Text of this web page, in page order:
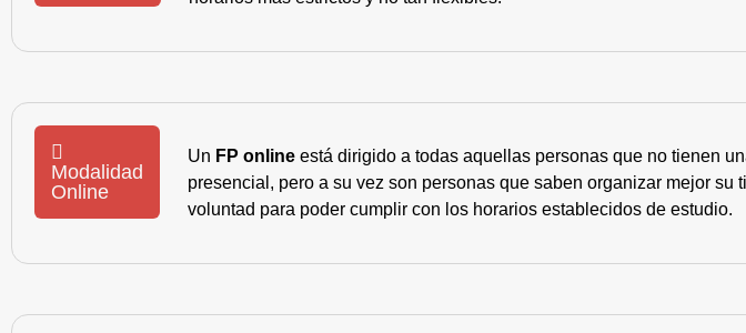
Modalidad
Online
Un FP online está dirigido a todas aquellas personas que no tienen
presencial, pero a su vez son personas que saben organizar mejor
voluntad para poder cumplir con los horarios establecidos de estudio.